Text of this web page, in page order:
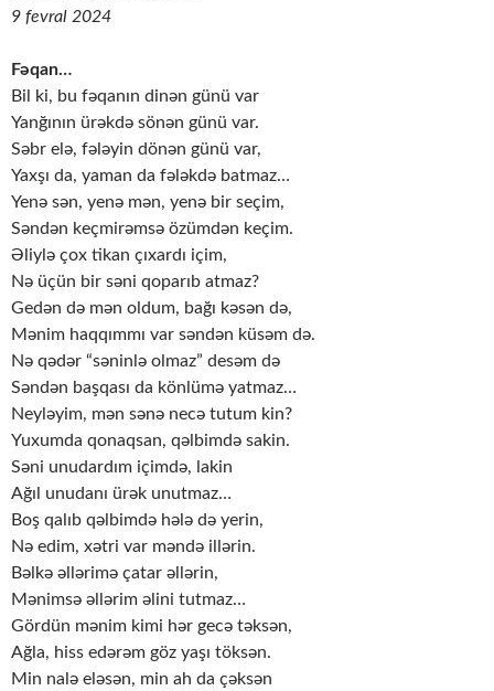
9 fevral 2024
Fəqan…
Bil ki, bu fəqanın dinən günü var
Yanğının ürəkdə sönən günü var.
Səbr elə, fələyin dönən günü var,
Yaxşı da, yaman da fələkdə batmaz…
Yenə sən, yenə mən, yenə bir seçim,
Səndən keçmirəmsə özümdən keçim.
Əliylə çox tikan çıxardı içim,
Nə üçün bir səni qoparıb atmaz?
Gedən də mən oldum, bağı kəsən də,
Mənim haqqımmı var səndən küsəm də.
Nə qədər “səninlə olmaz” desəm də
Səndən başqası da könlümə yatmaz…
Neyləyim, mən sənə necə tutum kin?
Yuxumda qonaqsan, qəlbimdə sakin.
Səni unudardım içimdə, lakin
Ağıl unudanı ürək unutmaz…
Boş qalıb qəlbimdə hələ də yerin,
Nə edim, xətri var məndə illərin.
Bəlkə əllərimə çatar əllərin,
Mənimsə əllərim əlini tutmaz…
Gördün mənim kimi hər gecə təksən,
Ağla, hiss edərəm göz yaşı töksən.
Min nalə eləsən, min ah da çəksən